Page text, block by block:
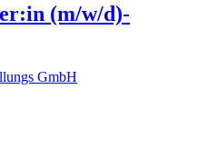
(m/w/d)-
GmbH